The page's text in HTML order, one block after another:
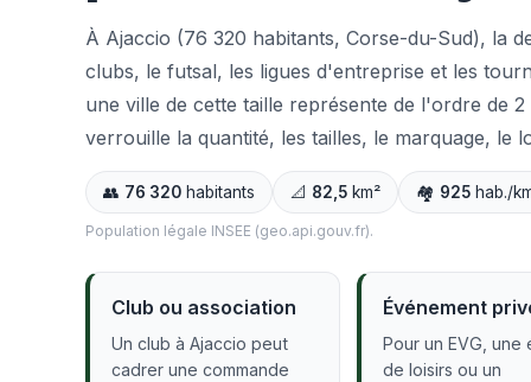
À Ajaccio (76 320 habitants, Corse-du-Sud), la
clubs, le futsal, les ligues d'entreprise et les
une ville de cette taille représente de l'ordre de
verrouille la quantité, les tailles, le marquage, le
👥 76 320 habitants 📐 82,5 km² 🏘️ 925 hab./
Population légale INSEE (geo.api.gouv.fr).
Club ou association
Un club à Ajaccio peut
cadrer une commande
Événement
Pour un EVG, une
de loisirs ou un